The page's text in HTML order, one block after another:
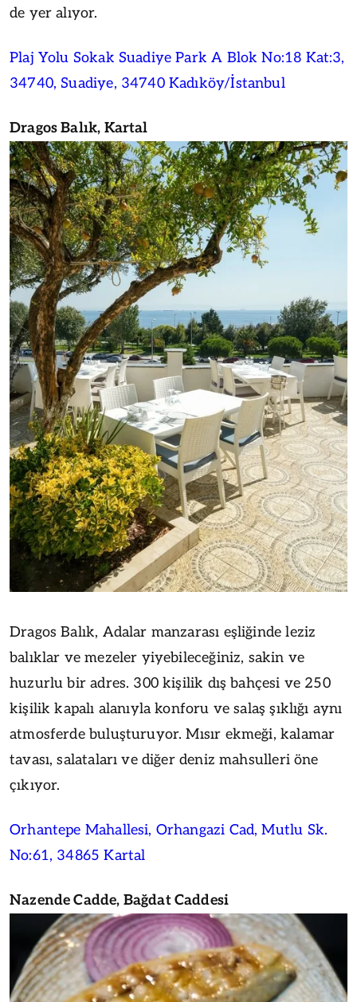
de yer alıyor.
Plaj Yolu Sokak Suadiye Park A Blok No:18 Kat:3,
34740, Suadiye, 34740 Kadıköy/İstanbul
Dragos Balık, Kartal
Dragos Balık, Adalar manzarası eşliğinde leziz
balıklar ve mezeler yiyebileceğiniz, sakin ve
huzurlu bir adres. 300 kişilik dış bahçesi ve 250
kişilik kapalı alanıyla konforu ve salaş şıklığı aynı
atmosferde buluşturuyor. Mısır ekmeği, kalamar
tavası, salataları ve diğer deniz mahsulleri öne
çıkıyor.
Orhantepe Mahallesi, Orhangazi Cad, Mutlu Sk.
No:61, 34865 Kartal
Nazende Cadde, Bağdat Caddesi